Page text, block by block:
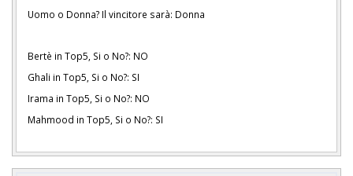
Uomo o Donna? Il vincitore sarà: Donna
Bertè in Top5, Si o No?: NO
Ghali in Top5, Si o No?: SI
Irama in Top5, Si o No?: NO
Mahmood in Top5, Si o No?: SI